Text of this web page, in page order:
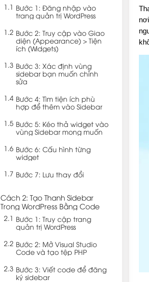
Bước 1: Đăng nhập vào
trang quản trị WordPress
Bước 2: Truy cập vào Giao
diện (Appearance) > Tiện
ích (Widgets)
Bước 3: Xác định vùng
sidebar bạn muốn chỉnh
sửa
Bước 4: Tìm tiện ích phù
hợp để thêm vào Sidebar
Bước 5: Kéo thả widget vào
vùng Sidebar mong muốn
Bước 6: Cấu hình từng
widget
Bước 7: Lưu thay đổi
Cách 2: Tạo Thanh Sidebar
Trong WordPress Bằng Code
Bước 1: Truy cập trang
quản trị WordPress
Bước 2: Mở Visual Studio
Code và tạo tệp PHP
Bước 3: Viết code để đăng
ký sidebar